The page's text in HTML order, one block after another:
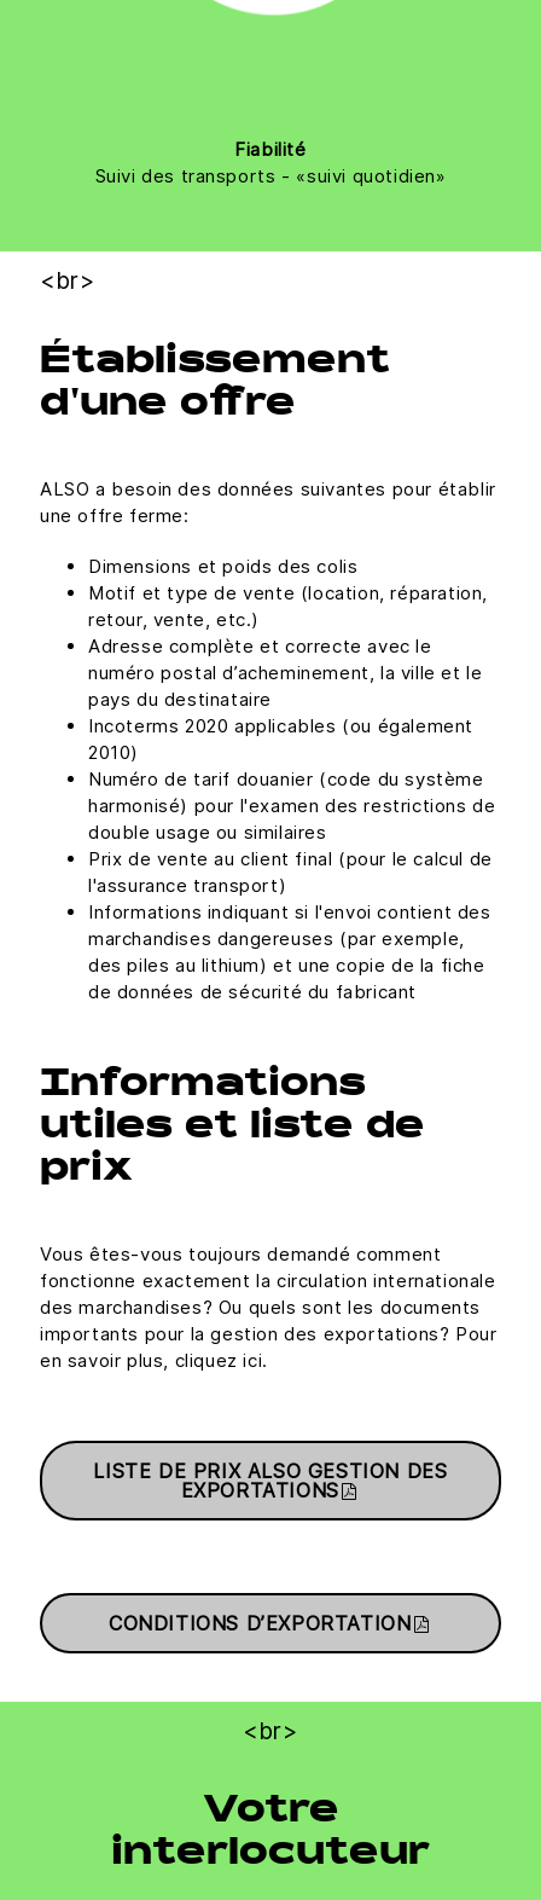
Fiabilité
Suivi des transports - «suivi quotidien»
<br>
Établissement
d'une offre
ALSO a besoin des données suivantes pour établir
une offre ferme:
Dimensions et poids des colis
Motif et type de vente (location, réparation,
retour, vente, etc.)
Adresse complète et correcte avec le
numéro postal d’acheminement, la ville et le
pays du destinataire
Incoterms 2020 applicables (ou également
2010)
Numéro de tarif douanier (code du système
harmonisé) pour l'examen des restrictions de
double usage ou similaires
Prix de vente au client final (pour le calcul de
l'assurance transport)
Informations indiquant si l'envoi contient des
marchandises dangereuses (par exemple,
des piles au lithium) et une copie de la fiche
de données de sécurité du fabricant
Informations
utiles et liste de
prix
Vous êtes-vous toujours demandé comment
fonctionne exactement la circulation internationale
des marchandises? Ou quels sont les documents
importants pour la gestion des exportations? Pour
en savoir plus, cliquez ici.
LISTE DE PRIX ALSO GESTION DES
EXPORTATIONS
CONDITIONS D’EXPORTATION
<br>
Votre
interlocuteur